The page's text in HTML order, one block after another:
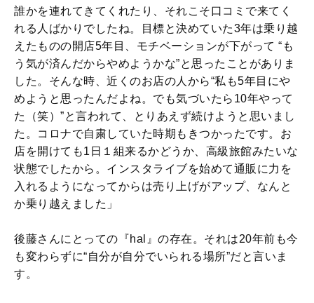
誰かを連れてきてくれたり、それこそ口コミで来てく
れる人ばかりでしたね。目標と決めていた3年は乗り越
えたものの開店5年目、モチベーションが下がって “も
う気が済んだからやめようかな”と思ったことがありま
した。そんな時、近くのお店の人から“私も5年目にや
めようと思ったんだよね。でも気づいたら10年やって
た（笑）”と言われて、とりあえず続けようと思いまし
た。コロナで自粛していた時期もきつかったです。お
店を開けても1日１組来るかどうか、高級旅館みたいな
状態でしたから。インスタライブを始めて通販に力を
入れるようになってからは売り上げがアップ、なんと
か乗り越えました」
後藤さんにとっての『hal』の存在。それは20年前も今
も変わらずに“自分が自分でいられる場所”だと言いま
す。